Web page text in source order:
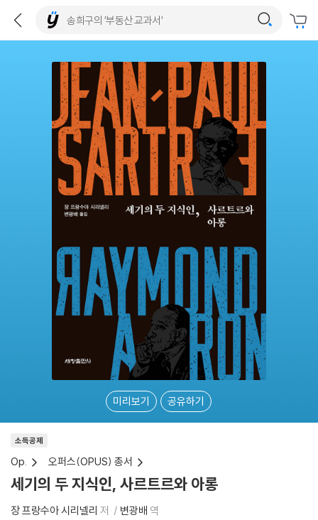
미리보기 공유하기
소득공제
Op. 오퍼스(OPUS) 총서
세기의 두 지식인, 사르트르와 아롱
장 프랑수아 시리넬리 저 변광배 역